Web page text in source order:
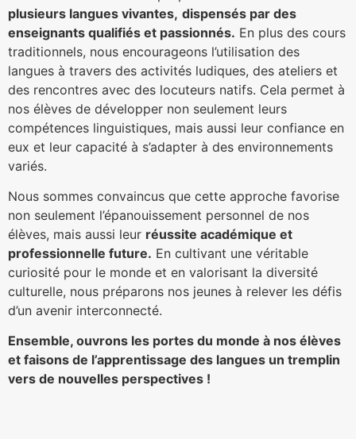
plusieurs langues vivantes, dispensés par des
enseignants qualifiés et passionnés. En plus des cours
traditionnels, nous encourageons l’utilisation des
langues à travers des activités ludiques, des ateliers et
des rencontres avec des locuteurs natifs. Cela permet à
nos élèves de développer non seulement leurs
compétences linguistiques, mais aussi leur confiance en
eux et leur capacité à s’adapter à des environnements
variés.
Nous sommes convaincus que cette approche favorise
non seulement l’épanouissement personnel de nos
élèves, mais aussi leur réussite académique et
professionnelle future. En cultivant une véritable
curiosité pour le monde et en valorisant la diversité
culturelle, nous préparons nos jeunes à relever les défis
d’un avenir interconnecté.
Ensemble, ouvrons les portes du monde à nos élèves
et faisons de l’apprentissage des langues un tremplin
vers de nouvelles perspectives !